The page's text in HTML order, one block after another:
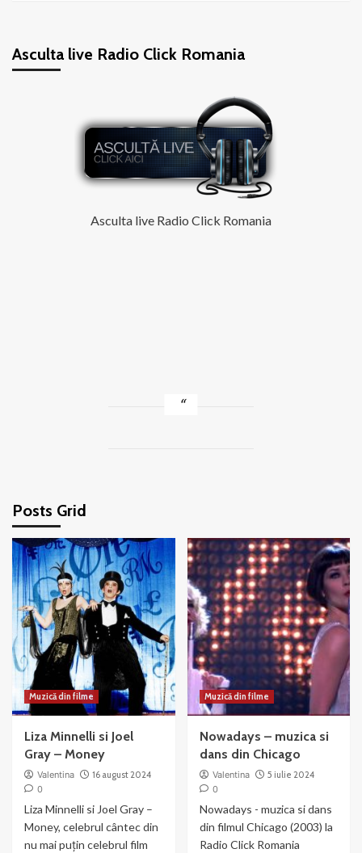
Asculta live Radio Click Romania
Asculta live Radio Click Romania
Posts Grid
Muzică din filme
Liza Minnelli si Joel
Gray – Money
Valentina
16 august 2024
0
Liza Minnelli si Joel Gray –
Money, celebrul cântec din
nu mai puțin celebrul film
Muzică din filme
Nowadays – muzica si
dans din Chicago
Valentina
5 iulie 2024
0
Nowadays - muzica si dans
din filmul Chicago (2003) la
Radio Click Romania